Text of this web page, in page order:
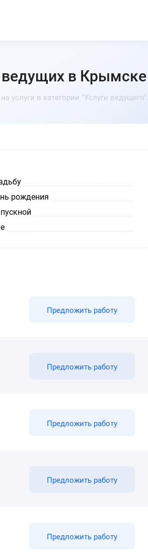
ведущих в Крымске
услуги в категории "Услуги ведущего".
рождения
Предложить работу
Предложить работу
Предложить работу
Предложить работу
Предложить работу